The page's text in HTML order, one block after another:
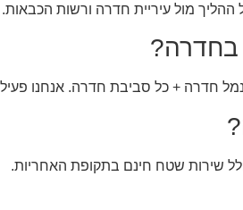
מול עיריית חדרה ורשות הכבאות.
בחדרה?
חדרה + כל סביבת חדרה. אנחנו